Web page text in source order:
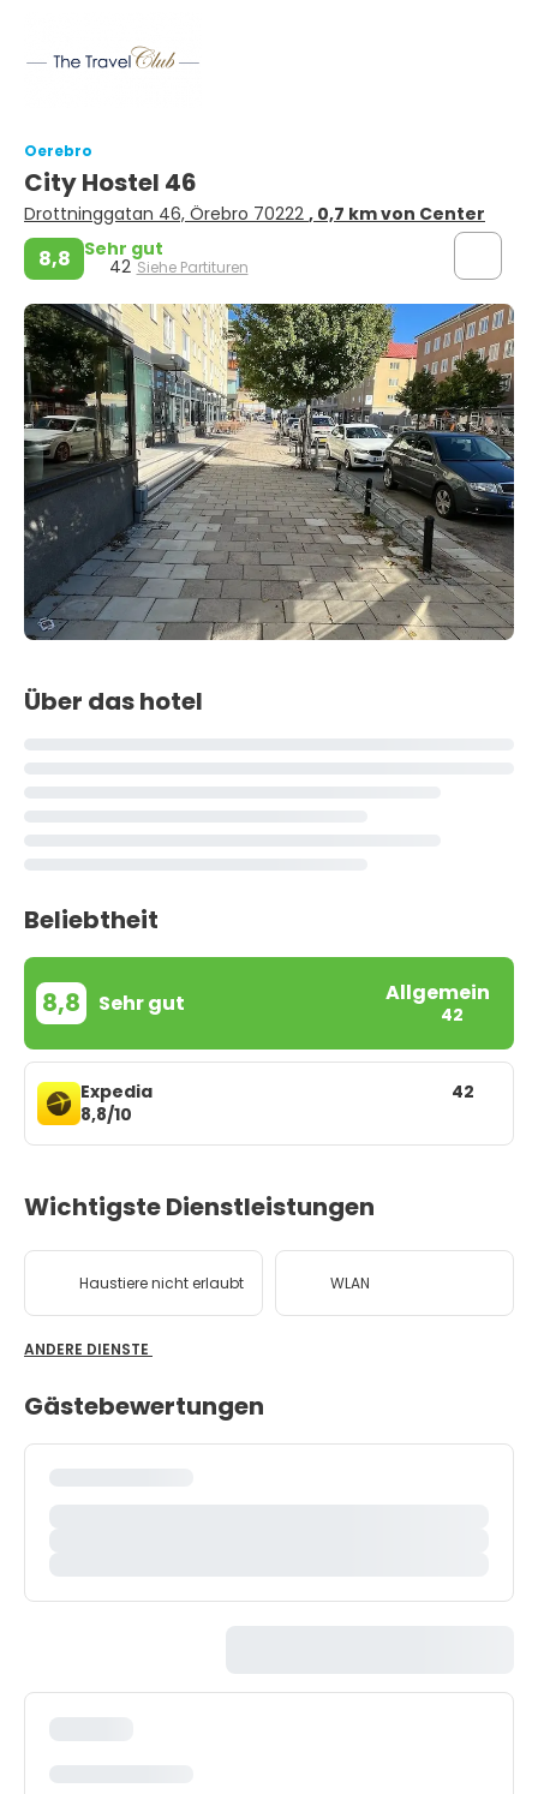
Oerebro
City Hostel 46
Drottninggatan 46, Örebro 70222 , 0,7 km von Center
8,8 Sehr gut
42 Siehe Partituren
Über das hotel
Beliebtheit
8,8 Sehr gut Allgemein
42
Expedia
8,8/10
42
Wichtigste Dienstleistungen
Haustiere nicht erlaubt WLAN
ANDERE DIENSTE
Gästebewertungen